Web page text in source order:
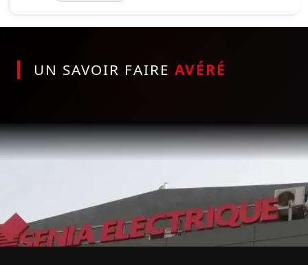
UN SAVOIR FAIRE AVÉRÉ